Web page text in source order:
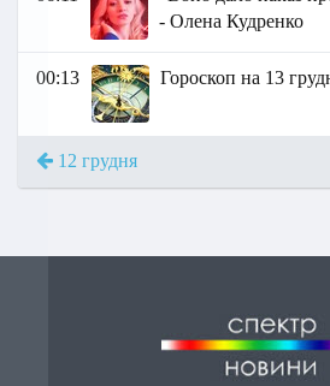
- Олена Кудренко
00:13 Гороскоп на 13
12 грудня